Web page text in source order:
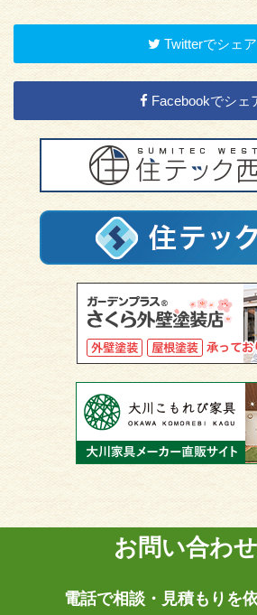
Twitterでシェア
Facebookでシェ
お問い合わせ
電話で相談・見積もりを